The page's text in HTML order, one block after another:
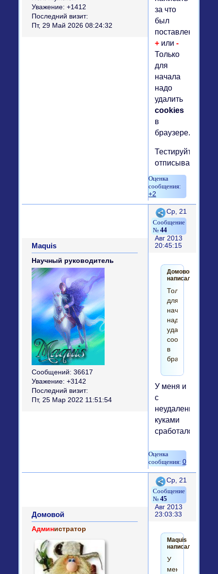
Уважение: +1412
Последний визит:
Пт, 29 Май 2026 08:24:32
за что
был
поставлен
+ или-
Только
для
начала
надо
удалить
cookies
в
браузере.
Тестируйте,
отписывайтесь.
+2
Поделиться
44
Ср, 21
Авг 2013
20:45:15
Maquis
Научный руководитель
Сообщений: 36617
Уважение: +3142
Последний визит:
Пт, 25 Мар 2022 11:51:54
Домовой
написал(а):
Только
для
начала
надо
удалить
cookies
в
браузере.
У меня и
с
неудаленными
куками
сработало.)))
0
Поделиться
45
Ср, 21
Авг 2013
23:03:33
Домовой
Администратор
Maquis
написал(а):
У
меня